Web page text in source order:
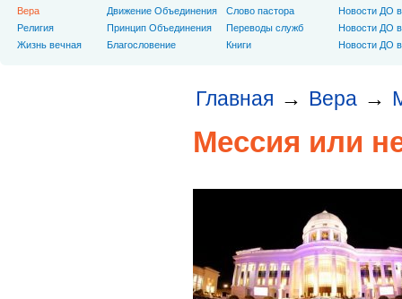
Главная → Вера →
Мессия или
Вера
Религия
Жизнь вечная
Движение Объединения
Принцип Объединения
Благословение
Слово пастора
Переводы служб
Книги
Новости ДО
Новости ДО
Новости ДО